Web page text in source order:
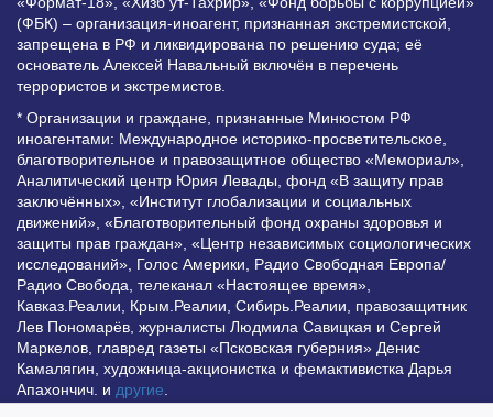
(ФБК) – организация-иноагент, признанная экстремистской,
запрещена в РФ и ликвидирована по решению суда; её
основатель Алексей Навальный включён в перечень
террористов и экстремистов.
* Организации и граждане, признанные Минюстом РФ
иноагентами: Международное историко-просветительское,
благотворительное и правозащитное общество «Мемориал»,
Аналитический центр Юрия Левады, фонд «В защиту прав
заключённых», «Институт глобализации и социальных
движений», «Благотворительный фонд охраны здоровья и
защиты прав граждан», «Центр независимых социологических
исследований», Голос Америки, Радио Свободная Европа/
Радио Свобода, телеканал «Настоящее время»,
Кавказ.Реалии, Крым.Реалии, Сибирь.Реалии, правозащитник
Лев Пономарёв, журналисты Людмила Савицкая и Сергей
Маркелов, главред газеты «Псковская губерния» Денис
Камалягин, художница-акционистка и фемактивистка Дарья
Апахончич. и другие